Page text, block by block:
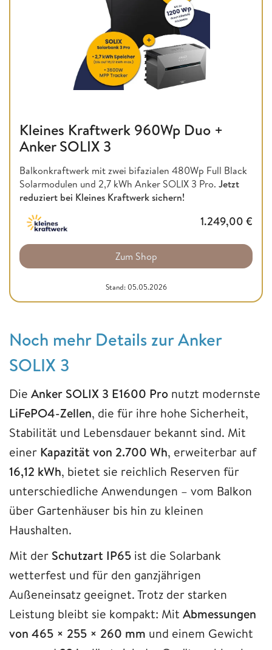
Kleines Kraftwerk 960Wp Duo +
Anker SOLIX 3
Balkonkraftwerk mit zwei bifazialen 480Wp Full Black
Solarmodulen und 2,7 kWh Anker SOLIX 3 Pro. Jetzt
reduziert bei Kleines Kraftwerk sichern!
1.249,00 €
Zum Shop
Stand: 05.05.2026
Noch mehr Details zur Anker
SOLIX 3
Die Anker SOLIX 3 E1600 Pro nutzt modernste
LiFePO4-Zellen, die für ihre hohe Sicherheit,
Stabilität und Lebensdauer bekannt sind. Mit
einer Kapazität von 2.700 Wh, erweiterbar auf
16,12 kWh, bietet sie reichlich Reserven für
unterschiedliche Anwendungen – vom Balkon
über Gartenhäuser bis hin zu kleinen
Haushalten.
Mit der Schutzart IP65 ist die Solarbank
wetterfest und für den ganzjährigen
Außeneinsatz geeignet. Trotz der starken
Leistung bleibt sie kompakt: Mit Abmessungen
von 465 × 255 × 260 mm und einem Gewicht